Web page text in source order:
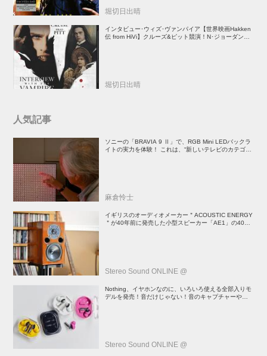
堀切日出晴
インタビュー･ウィズ･ヴァンパイア【世界映画Hakken
伝 from HiVi】クルーズ&ピット競演！N･ジョーダン監
堀切日出晴
人気記事
ソニーの「BRAVIA 9 Ⅱ」で、RGB Mini LEDバックラ
イトの実力を体験！ これは、“新しいテレビのカテゴリ
麻倉怜士
イギリスのオーディオメーカー＂ACOUSTIC ENERGY
＂が40年前に発売した小型スピーカー「AE1」の40周
Stereo Sound ONLINE @
Nothing、イヤホンなのに、いろいろ使える全部入りモ
デルを発売！音だけじゃない！音のキャプチャーや、会
Stereo Sound ONLINE @